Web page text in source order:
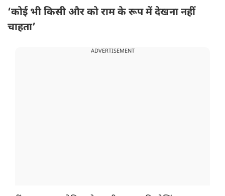
‘कोई भी किसी और को राम के रूप में देखना नहीं
चाहता’
ADVERTISEMENT